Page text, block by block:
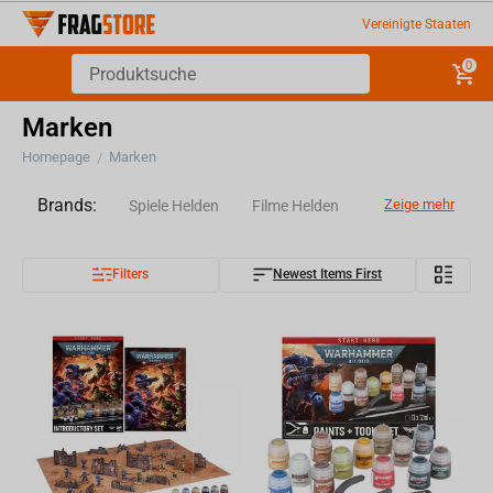
Vereinigte Staaten
0
Marken
Homepage / Marken
Brands: Spiele Helden Filme Helden
Cartoons und Anime-Helden
eSport-Teams Animes
Sport Iconic personalities
Zeige mehr
Filters Newest Items First